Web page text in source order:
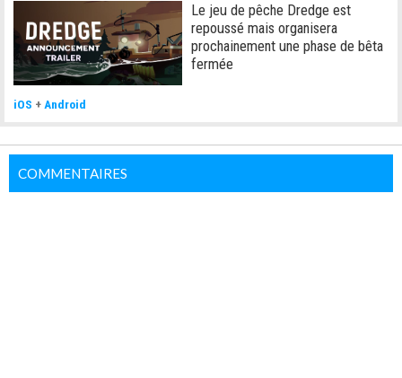
Le jeu de pêche Dredge est
repoussé mais organisera
prochainement une phase de bêta
fermée
iOS +Android
COMMENTAIRES